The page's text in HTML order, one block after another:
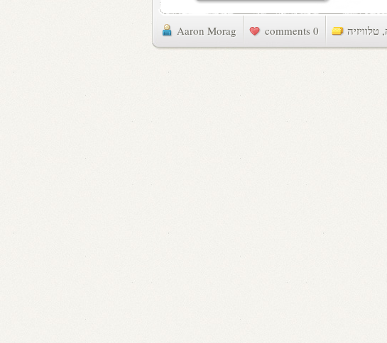
Aaron Morag 0 comments , טלוויזיה